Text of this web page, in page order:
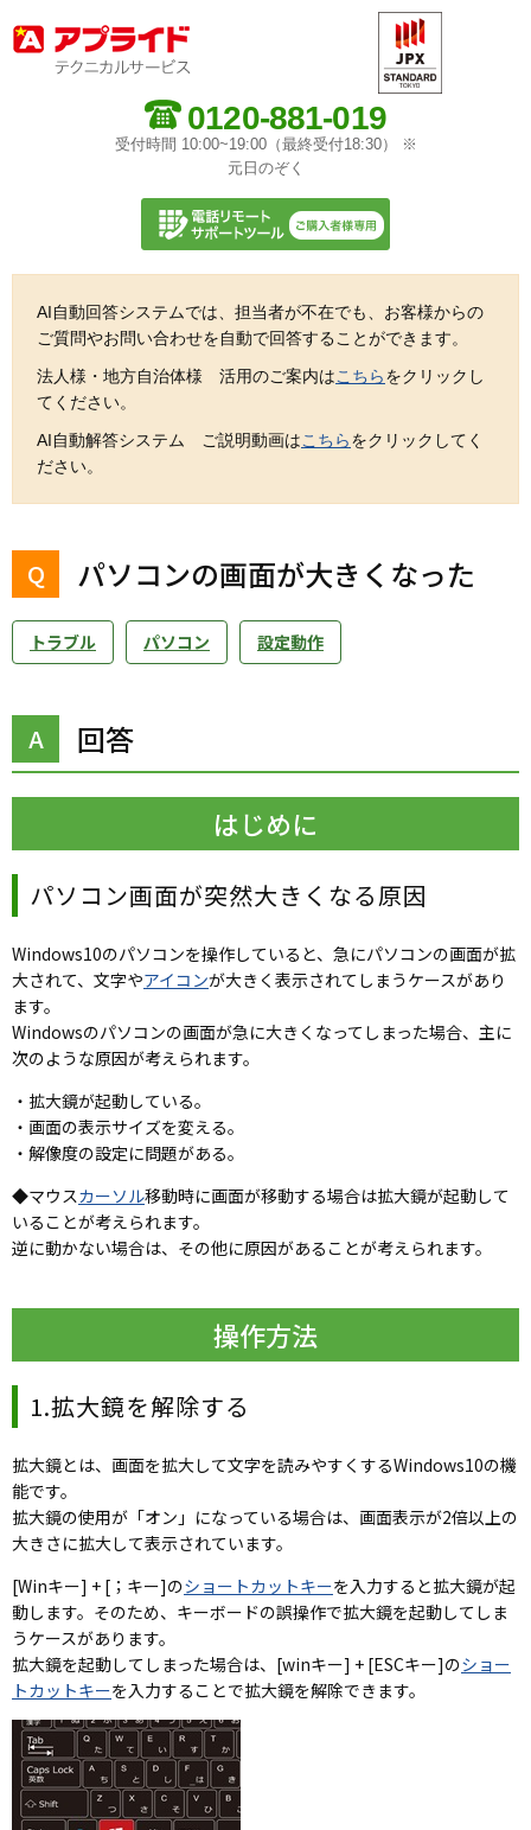
0120-881-019
受付時間 10:00~19:00（最終受付18:30） ※
元日のぞく
AI自動回答システムでは、担当者が不在でも、お客様からの
ご質問やお問い合わせを自動で回答することができます。
法人様・地方自治体様 活用のご案内はこちらをクリックし
てください。
AI自動解答システム ご説明動画はこちらをクリックしてく
ださい。
パソコンの画面が大きくなった
トラブル パソコン 設定動作
回答
はじめに
パソコン画面が突然大きくなる原因
Windows10のパソコンを操作していると、急にパソコンの画面が拡
大されて、文字やアイコンが大きく表示されてしまうケースがあり
ます。
Windowsのパソコンの画面が急に大きくなってしまった場合、主に
次のような原因が考えられます。
・拡大鏡が起動している。
・画面の表示サイズを変える。
・解像度の設定に問題がある。
◆マウスカーソル移動時に画面が移動する場合は拡大鏡が起動して
いることが考えられます。
逆に動かない場合は、その他に原因があることが考えられます。
操作方法
1.拡大鏡を解除する
拡大鏡とは、画面を拡大して文字を読みやすくするWindows10の機
能です。
拡大鏡の使用が「オン」になっている場合は、画面表示が2倍以上の
大きさに拡大して表示されています。
[Winキー] + [；キー]のショートカットキーを入力すると拡大鏡が起
動します。そのため、キーボードの誤操作で拡大鏡を起動してしま
うケースがあります。
拡大鏡を起動してしまった場合は、[winキー] + [ESCキー]のショー
トカットキーを入力することで拡大鏡を解除できます。